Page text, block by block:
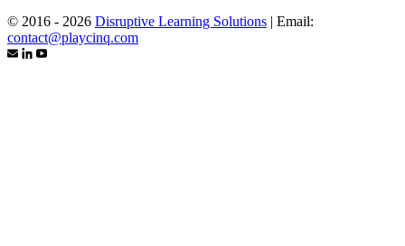
© 2016 - 2026 Disruptive Learning Solutions | Email:
contact@playcinq.com